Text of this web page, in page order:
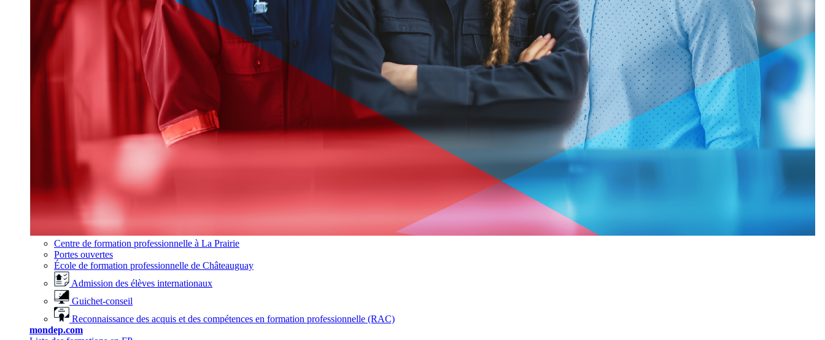
Centre de formation professionnelle à La Prairie
Portes ouvertes
École de formation professionnelle de Châteauguay
Admission des élèves internationaux
Guichet-conseil
Reconnaissance des acquis et des compétences en formation professionnelle (RAC)
mondep.com